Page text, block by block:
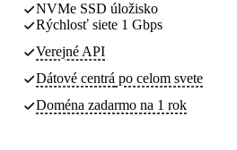
NVMe SSD úložisko
Rýchlosť siete 1 Gbps
Verejné API
Dátové centrá po celom svete
Doména zadarmo na 1 rok